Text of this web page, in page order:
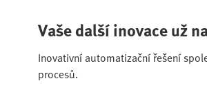
Vaše další inovace už
Inovativní automatizační řešení
procesů.